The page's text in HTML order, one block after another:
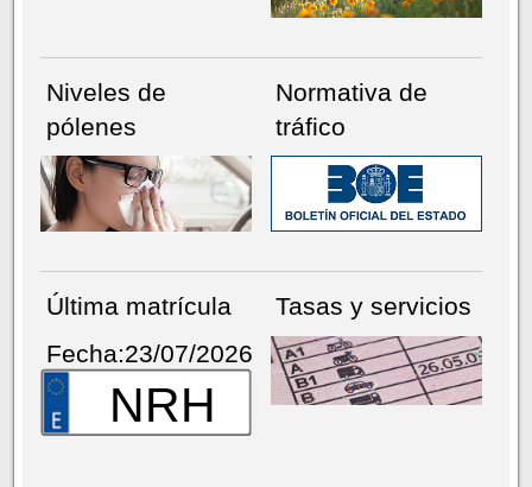
Niveles de
pólenes
Normativa de
tráfico
Última matrícula
Fecha:23/07/2026
NRH
Tasas y servicios